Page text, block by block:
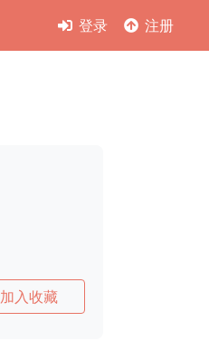
登录 注册
加入收藏